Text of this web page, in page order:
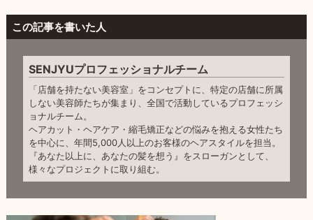
この記事を書いた人
SENJYUプロフェッショナルチーム
「店舗を持たない美容室」をコンセプトに、特定の店舗に所属
しない美容師たちが集まり、全国で活動しているプロフェッシ
ョナルチーム。
ヘアカット・ヘアケア・縮毛矯正などの悩みを抱える女性たち
を中心に、年間5,000人以上のお客様のヘアスタイルを担当。
『あなた以上に、あなたの髪を想う』をスローガンとして、
様々なプロジェクトに取り組む。